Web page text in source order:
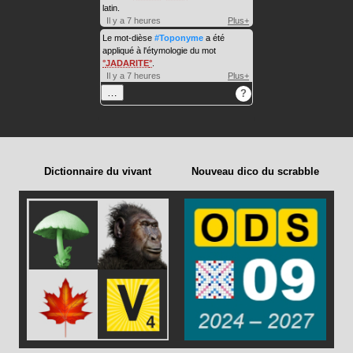
latin.
Il y a 7 heures
Plus+
Le mot-dièse #Toponyme a été
appliqué à l'étymologie du mot
JADARITE
Il y a 7 heures
Plus+
… ?
Dictionnaire du vivant Nouveau dico du scrabble